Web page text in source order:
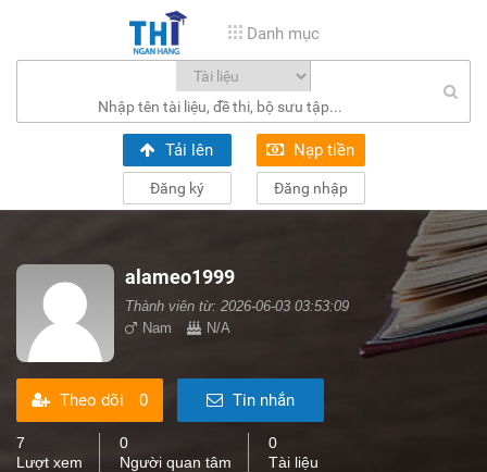
Danh mục
Tải lên Nạp tiền
Đăng ký Đăng nhập
alameo1999
Thành viên từ: 2026-06-03 03:53:09
Nam
N/A
Theo dõi 0 Tin nhắn
7
Lượt xem
0
Người quan tâm
0
Tài liệu